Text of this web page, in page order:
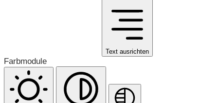
Text ausrichten
Farbmodule